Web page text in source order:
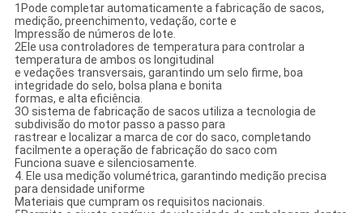
1Pode completar automaticamente a fabricação de sacos,
medição, preenchimento, vedação, corte e
Impressão de números de lote.
2Ele usa controladores de temperatura para controlar a
temperatura de ambos os longitudinal
e vedações transversais, garantindo um selo firme, boa
integridade do selo, bolsa plana e bonita
formas, e alta eficiência.
3O sistema de fabricação de sacos utiliza a tecnologia de
subdivisão do motor passo a passo para
rastrear e localizar a marca de cor do saco, completando
facilmente a operação de fabricação do saco com
Funciona suave e silenciosamente.
4. Ele usa medição volumétrica, garantindo medição precisa
para densidade uniforme
Materiais que cumpram os requisitos nacionais.